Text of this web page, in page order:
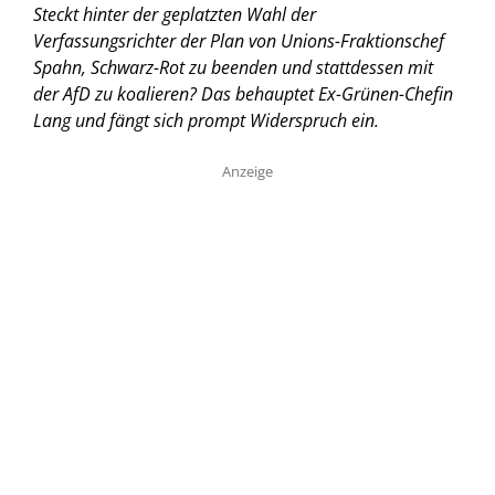
Steckt hinter der geplatzten Wahl der
Verfassungsrichter der Plan von Unions-Fraktionschef
Spahn, Schwarz-Rot zu beenden und stattdessen mit
der AfD zu koalieren? Das behauptet Ex-Grünen-Chefin
Lang und fängt sich prompt Widerspruch ein.
Anzeige